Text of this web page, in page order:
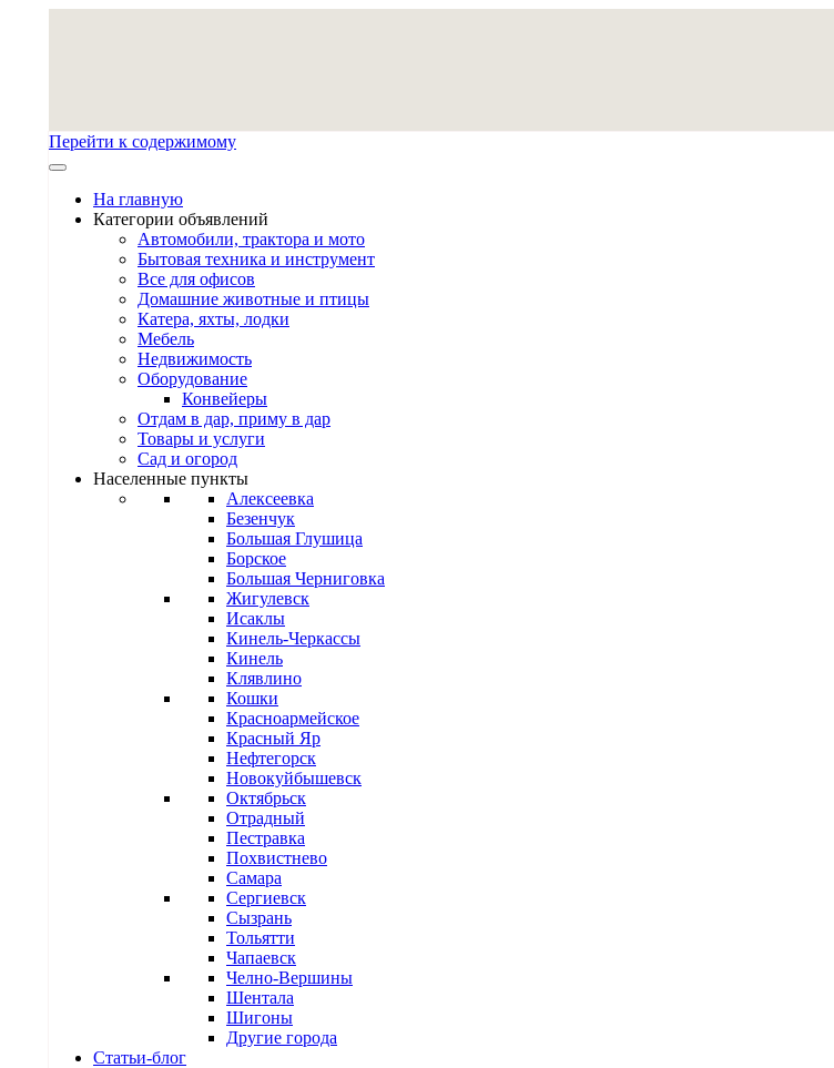
Перейти к содержимому
На главную
Категории объявлений
Автомобили, трактора и мото
Бытовая техника и инструмент
Все для офисов
Домашние животные и птицы
Катера, яхты, лодки
Мебель
Недвижимость
Оборудование
Конвейеры
Отдам в дар, приму в дар
Товары и услуги
Сад и огород
Населенные пункты
Алексеевка
Безенчук
Большая Глушица
Борское
Большая Черниговка
Жигулевск
Исаклы
Кинель-Черкассы
Кинель
Клявлино
Кошки
Красноармейское
Красный Яр
Нефтегорск
Новокуйбышевск
Октябрьск
Отрадный
Пестравка
Похвистнево
Самара
Сергиевск
Сызрань
Тольятти
Чапаевск
Челно-Вершины
Шентала
Шигоны
Другие города
Статьи-блог